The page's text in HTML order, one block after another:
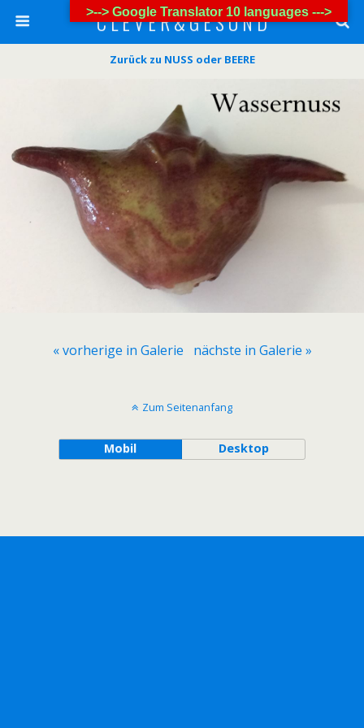
C L E V E R & G E S U N D
Zurück zu NUSS oder BEERE
« vorherige in Galerie nächste in Galerie »
Zum Seitenanfang
Mobil Desktop
>--> Google Translator 10 languages --->